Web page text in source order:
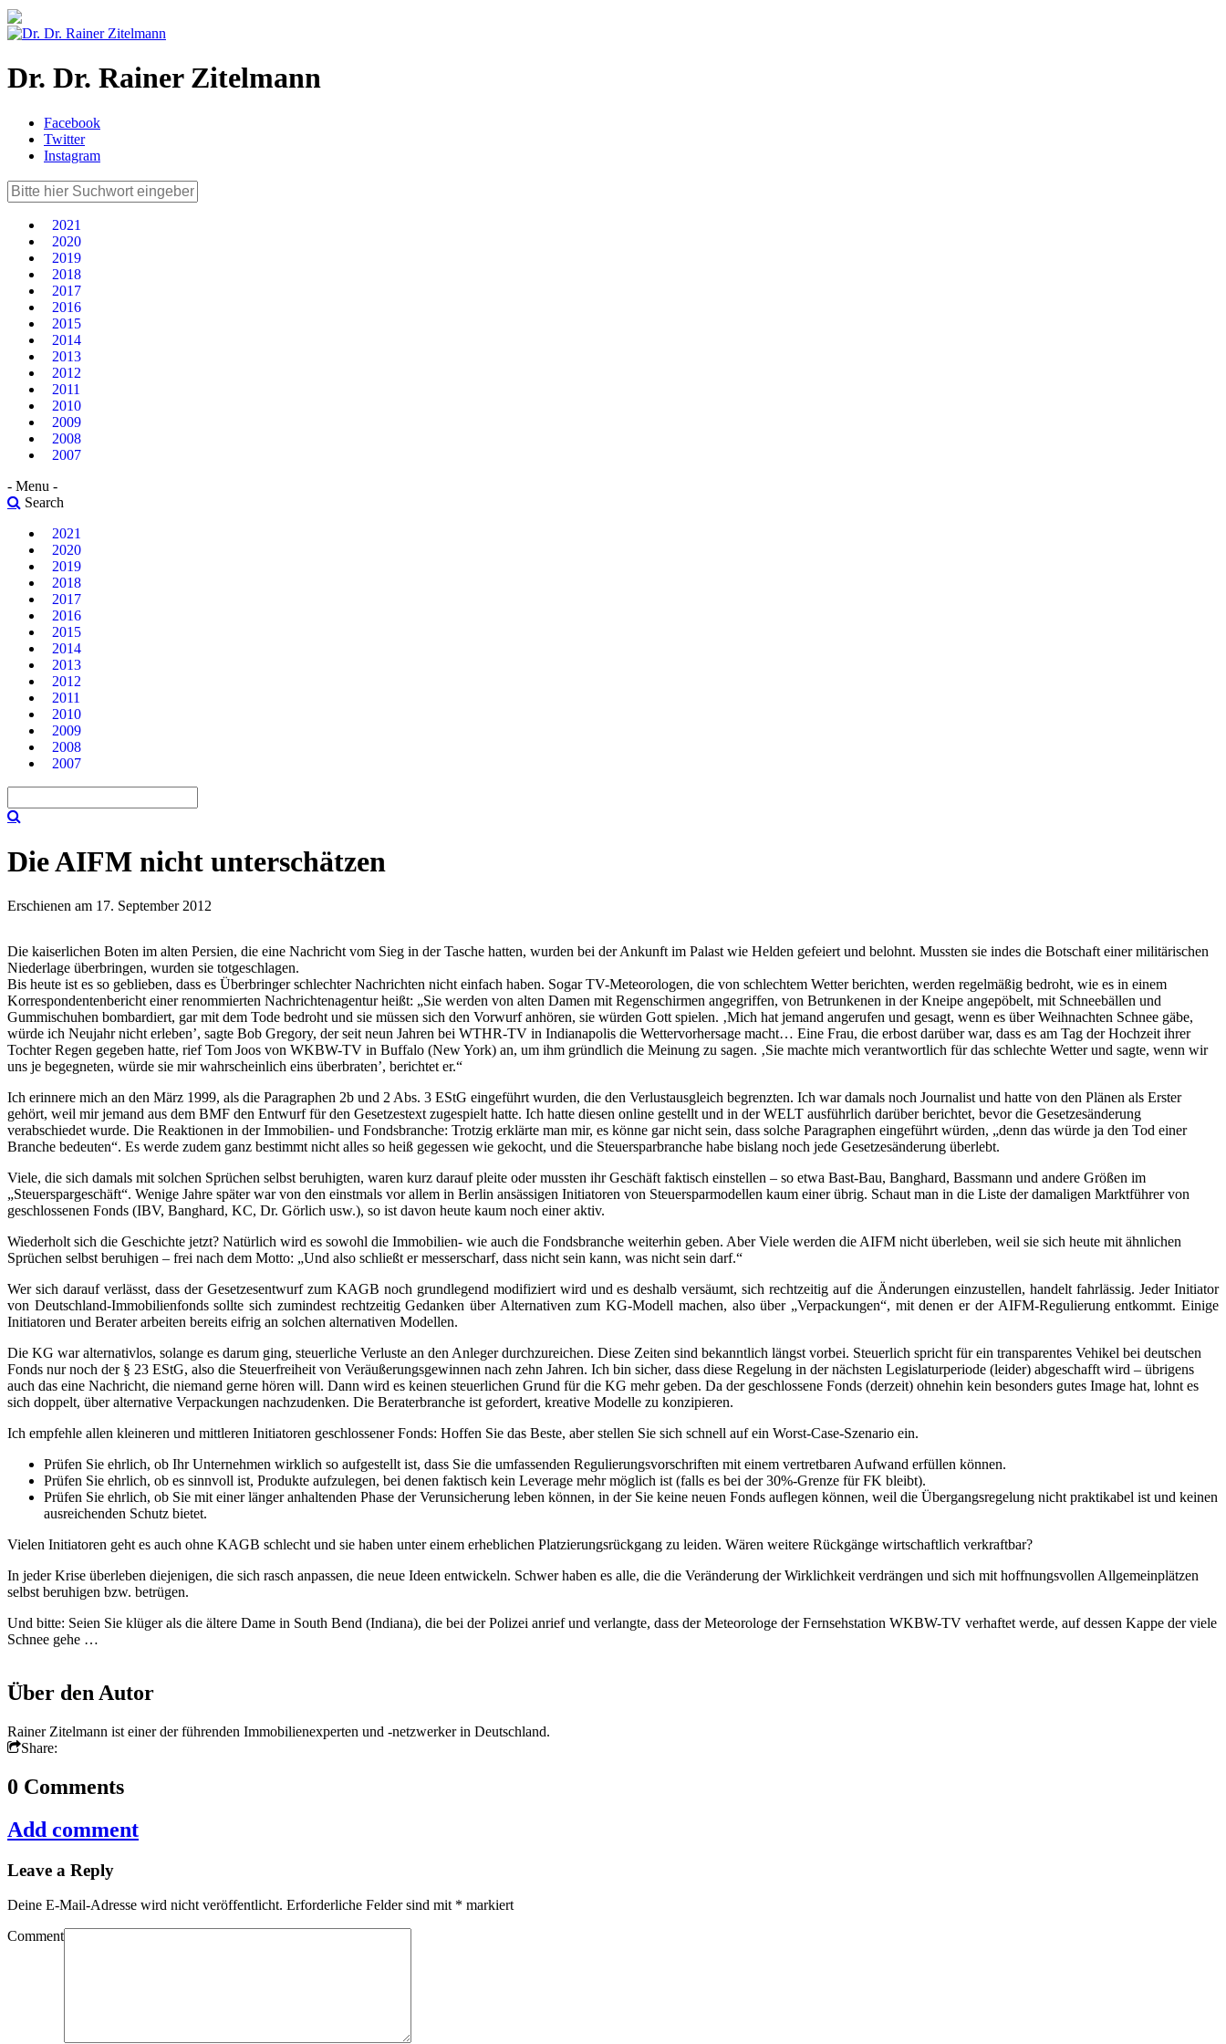
Dr. Dr. Rainer Zitelmann
Facebook
Twitter
Instagram
2021
2020
2019
2018
2017
2016
2015
2014
2013
2012
2011
2010
2009
2008
2007
- Menu -
Search
2021
2020
2019
2018
2017
2016
2015
2014
2013
2012
2011
2010
2009
2008
2007
Die AIFM nicht unterschätzen
Erschienen am 17. September 2012
Die kaiserlichen Boten im alten Persien, die eine Nachricht vom Sieg in der Tasche hatten, wurden bei der Ankunft im Palast wie Helden gefeiert und belohnt. Mussten sie indes die Botschaft einer militärischen
Niederlage überbringen, wurden sie totgeschlagen.
Bis heute ist es so geblieben, dass es Überbringer schlechter Nachrichten nicht einfach haben. Sogar TV-Meteorologen, die von schlechtem Wetter berichten, werden regelmäßig bedroht, wie es in einem
Korrespondentenbericht einer renommierten Nachrichtenagentur heißt: „Sie werden von alten Damen mit Regenschirmen angegriffen, von Betrunkenen in der Kneipe angepöbelt, mit Schneebällen und
Gummischuhen bombardiert, gar mit dem Tode bedroht und sie müssen sich den Vorwurf anhören, sie würden Gott spielen. ‚Mich hat jemand angerufen und gesagt, wenn es über Weihnachten Schnee gäbe,
würde ich Neujahr nicht erleben’, sagte Bob Gregory, der seit neun Jahren bei WTHR-TV in Indianapolis die Wettervorhersage macht… Eine Frau, die erbost darüber war, dass es am Tag der Hochzeit ihrer
Tochter Regen gegeben hatte, rief Tom Joos von WKBW-TV in Buffalo (New York) an, um ihm gründlich die Meinung zu sagen. ‚Sie machte mich verantwortlich für das schlechte Wetter und sagte, wenn wir
uns je begegneten, würde sie mir wahrscheinlich eins überbraten’, berichtet er.“
Ich erinnere mich an den März 1999, als die Paragraphen 2b und 2 Abs. 3 EStG eingeführt wurden, die den Verlustausgleich begrenzten. Ich war damals noch Journalist und hatte von den Plänen als Erster
gehört, weil mir jemand aus dem BMF den Entwurf für den Gesetzestext zugespielt hatte. Ich hatte diesen online gestellt und in der WELT ausführlich darüber berichtet, bevor die Gesetzesänderung
verabschiedet wurde. Die Reaktionen in der Immobilien- und Fondsbranche: Trotzig erklärte man mir, es könne gar nicht sein, dass solche Paragraphen eingeführt würden, „denn das würde ja den Tod einer
Branche bedeuten“. Es werde zudem ganz bestimmt nicht alles so heiß gegessen wie gekocht, und die Steuersparbranche habe bislang noch jede Gesetzesänderung überlebt.
Viele, die sich damals mit solchen Sprüchen selbst beruhigten, waren kurz darauf pleite oder mussten ihr Geschäft faktisch einstellen – so etwa Bast-Bau, Banghard, Bassmann und andere Größen im
„Steuerspargeschäft“. Wenige Jahre später war von den einstmals vor allem in Berlin ansässigen Initiatoren von Steuersparmodellen kaum einer übrig. Schaut man in die Liste der damaligen Marktführer von
geschlossenen Fonds (IBV, Banghard, KC, Dr. Görlich usw.), so ist davon heute kaum noch einer aktiv.
Wiederholt sich die Geschichte jetzt? Natürlich wird es sowohl die Immobilien- wie auch die Fondsbranche weiterhin geben. Aber Viele werden die AIFM nicht überleben, weil sie sich heute mit ähnlichen
Sprüchen selbst beruhigen – frei nach dem Motto: „Und also schließt er messerscharf, dass nicht sein kann, was nicht sein darf.“
Wer sich darauf verlässt, dass der Gesetzesentwurf zum KAGB noch grundlegend modifiziert wird und es deshalb versäumt, sich rechtzeitig auf die Änderungen einzustellen, handelt fahrlässig. Jeder Initiator
von Deutschland-Immobilienfonds sollte sich zumindest rechtzeitig Gedanken über Alternativen zum KG-Modell machen, also über „Verpackungen“, mit denen er der AIFM-Regulierung entkommt. Einige
Initiatoren und Berater arbeiten bereits eifrig an solchen alternativen Modellen.
Die KG war alternativlos, solange es darum ging, steuerliche Verluste an den Anleger durchzureichen. Diese Zeiten sind bekanntlich längst vorbei. Steuerlich spricht für ein transparentes Vehikel bei deutschen
Fonds nur noch der § 23 EStG, also die Steuerfreiheit von Veräußerungsgewinnen nach zehn Jahren. Ich bin sicher, dass diese Regelung in der nächsten Legislaturperiode (leider) abgeschafft wird – übrigens
auch das eine Nachricht, die niemand gerne hören will. Dann wird es keinen steuerlichen Grund für die KG mehr geben. Da der geschlossene Fonds (derzeit) ohnehin kein besonders gutes Image hat, lohnt es
sich doppelt, über alternative Verpackungen nachzudenken. Die Beraterbranche ist gefordert, kreative Modelle zu konzipieren.
Ich empfehle allen kleineren und mittleren Initiatoren geschlossener Fonds: Hoffen Sie das Beste, aber stellen Sie sich schnell auf ein Worst-Case-Szenario ein.
Prüfen Sie ehrlich, ob Ihr Unternehmen wirklich so aufgestellt ist, dass Sie die umfassenden Regulierungsvorschriften mit einem vertretbaren Aufwand erfüllen können.
Prüfen Sie ehrlich, ob es sinnvoll ist, Produkte aufzulegen, bei denen faktisch kein Leverage mehr möglich ist (falls es bei der 30%-Grenze für FK bleibt).
Prüfen Sie ehrlich, ob Sie mit einer länger anhaltenden Phase der Verunsicherung leben können, in der Sie keine neuen Fonds auflegen können, weil die Übergangsregelung nicht praktikabel ist und keinen
ausreichenden Schutz bietet.
Vielen Initiatoren geht es auch ohne KAGB schlecht und sie haben unter einem erheblichen Platzierungsrückgang zu leiden. Wären weitere Rückgänge wirtschaftlich verkraftbar?
In jeder Krise überleben diejenigen, die sich rasch anpassen, die neue Ideen entwickeln. Schwer haben es alle, die die Veränderung der Wirklichkeit verdrängen und sich mit hoffnungsvollen Allgemeinplätzen
selbst beruhigen bzw. betrügen.
Und bitte: Seien Sie klüger als die ältere Dame in South Bend (Indiana), die bei der Polizei anrief und verlangte, dass der Meteorologe der Fernsehstation WKBW-TV verhaftet werde, auf dessen Kappe der viele
Schnee gehe …
Über den Autor
Rainer Zitelmann ist einer der führenden Immobilienexperten und -netzwerker in Deutschland.
Share:
0 Comments
Add comment
Leave a Reply
Deine E-Mail-Adresse wird nicht veröffentlicht. Erforderliche Felder sind mit * markiert
Comment